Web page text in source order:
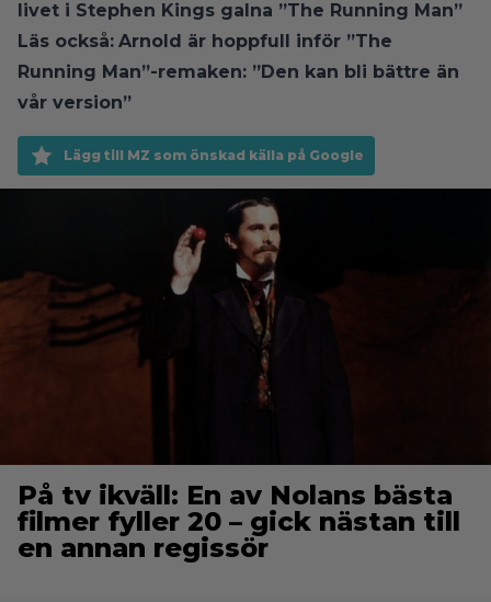
livet i Stephen Kings galna ”The Running Man”
Läs också: Arnold är hoppfull inför ”The
Running Man”-remaken: ”Den kan bli bättre än
vår version”
Lägg till MZ som önskad källa på Google
På tv ikväll: En av Nolans bästa
filmer fyller 20 – gick nästan till
en annan regissör